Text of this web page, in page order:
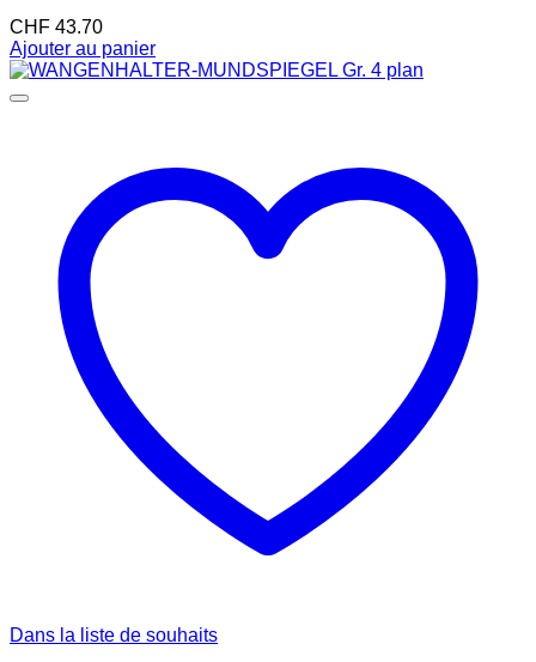
CHF 43.70
Ajouter au panier
Dans la liste de souhaits